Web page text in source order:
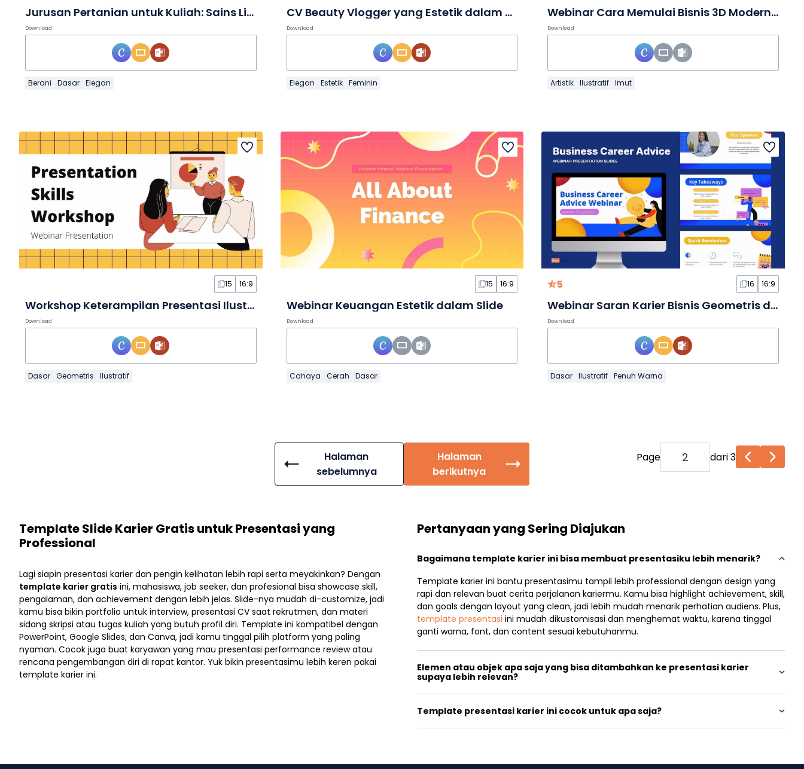
Jurusan Pertanian untuk Kuliah: Sains Lingkungan dalam Slide
Download
Berani Dasar Elegan
CV Beauty Vlogger yang Estetik dalam Slide
Download
Elegan Estetik Feminin
Webinar Cara Memulai Bisnis 3D Modern dalam Slide
Download
Artistik Ilustratif Imut
15 16:9
Workshop Keterampilan Presentasi Ilustratif dalam Slide
Download
Dasar Geometris Ilustratif
15 16:9
Webinar Keuangan Estetik dalam Slide
Download
Cahaya Cerah Dasar
5 16 16:9
Webinar Saran Karier Bisnis Geometris dalam Slide
Download
Dasar Ilustratif Penuh Warna
Halaman
sebelumnya
Halaman
berikutnya
Page dari 3
Template Slide Karier Gratis untuk Presentasi yang
Professional
Lagi siapin presentasi karier dan pengin kelihatan lebih rapi serta meyakinkan? Dengan
template karier gratis ini, mahasiswa, job seeker, dan profesional bisa showcase skill,
pengalaman, dan achievement dengan lebih jelas. Slide-nya mudah di-customize, jadi
kamu bisa bikin portfolio untuk interview, presentasi CV saat rekrutmen, dan materi
sidang skripsi atau tugas kuliah yang butuh profil diri. Template ini kompatibel dengan
PowerPoint, Google Slides, dan Canva, jadi kamu tinggal pilih platform yang paling
nyaman. Cocok juga buat karyawan yang mau presentasi performance review atau
rencana pengembangan diri di rapat kantor. Yuk bikin presentasimu lebih keren pakai
template karier ini.
Pertanyaan yang Sering Diajukan
Bagaimana template karier ini bisa membuat presentasiku lebih menarik?
Template karier ini bantu presentasimu tampil lebih professional dengan design yang
rapi dan relevan buat cerita perjalanan kariermu. Kamu bisa highlight achievement, skill,
dan goals dengan layout yang clean, jadi lebih mudah menarik perhatian audiens. Plus,
template presentasi ini mudah dikustomisasi dan menghemat waktu, karena tinggal
ganti warna, font, dan content sesuai kebutuhanmu.
Elemen atau objek apa saja yang bisa ditambahkan ke presentasi karier
supaya lebih relevan?
Template presentasi karier ini cocok untuk apa saja?